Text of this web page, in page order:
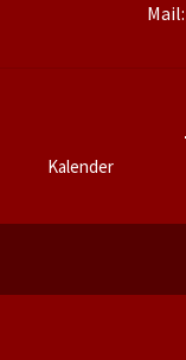
Mail:
Kalender